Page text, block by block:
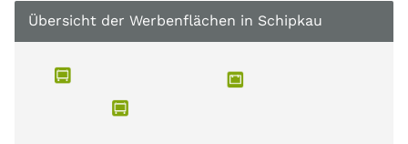
Übersicht der Werbenflächen in Schipkau